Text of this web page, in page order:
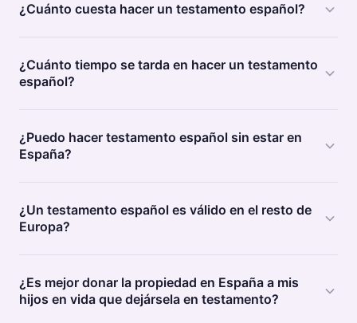
¿Cuánto cuesta hacer un testamento español?
¿Cuánto tiempo se tarda en hacer un testamento
español?
¿Puedo hacer testamento español sin estar en
España?
¿Un testamento español es válido en el resto de
Europa?
¿Es mejor donar la propiedad en España a mis
hijos en vida que dejársela en testamento?